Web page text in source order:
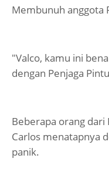
Membunuh anggota
"Valco, kamu ini
dengan Penjaga
Beberapa orang dari
Carlos menatapnya
panik.